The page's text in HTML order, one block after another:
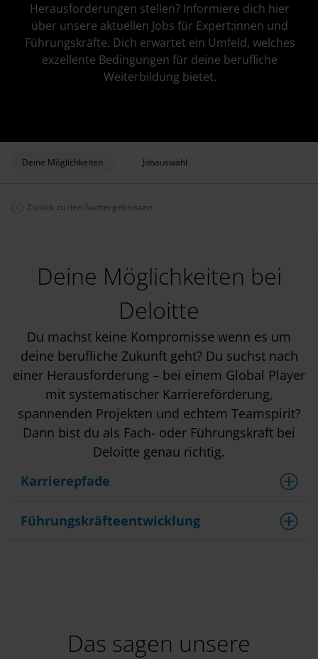
Herausforderungen stellen? Informiere dich hier
über unsere aktuellen Jobs für Expert:innen und
Führungskräfte. Dich erwartet ein Umfeld, welches
exzellente Bedingungen für deine berufliche
Weiterbildung bietet.
Deine Möglichkeiten Jobauswahl
Zurück zu den Suchergebnissen
Deine Möglichkeiten bei
Deloitte
Du machst keine Kompromisse wenn es um
deine berufliche Zukunft geht? Du suchst nach
einer Herausforderung – bei einem Global Player
mit systematischer Karriereförderung,
spannenden Projekten und echtem Teamspirit?
Dann bist du als Fach- oder Führungskraft bei
Deloitte genau richtig.
Karrierepfade
Führungskräfteentwicklung
Das sagen unsere